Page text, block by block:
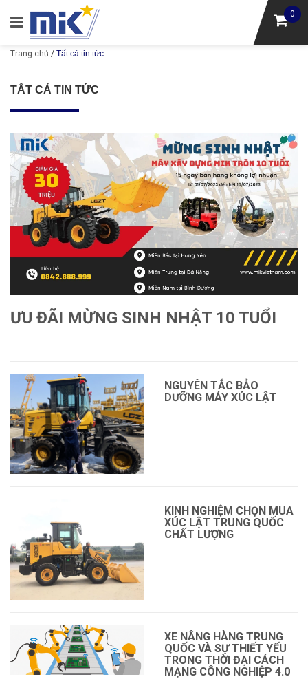
0
Trang chủ / Tất cả tin tức
TẤT CẢ TIN TỨC
ƯU ĐÃI MỪNG SINH NHẬT 10 TUỔI
NGUYÊN TẮC BẢO
DƯỠNG MÁY XÚC LẬT
KINH NGHIỆM CHỌN MUA
XÚC LẬT TRUNG QUỐC
CHẤT LƯỢNG
XE NÂNG HÀNG TRUNG
QUỐC VÀ SỰ THIẾT YẾU
TRONG THỜI ĐẠI CÁCH
MẠNG CÔNG NGHIỆP 4.0